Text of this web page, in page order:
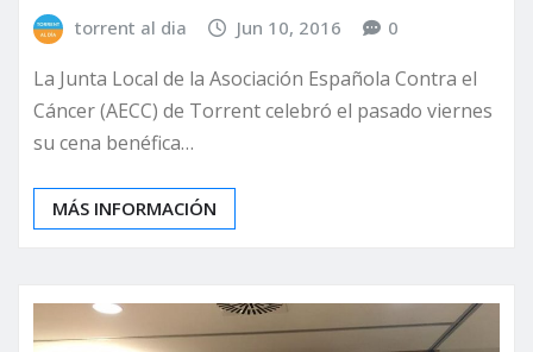
torrent al dia Jun 10, 2016 0
La Junta Local de la Asociación Española Contra el
Cáncer (AECC) de Torrent celebró el pasado viernes
su cena benéfica…
MÁS INFORMACIÓN